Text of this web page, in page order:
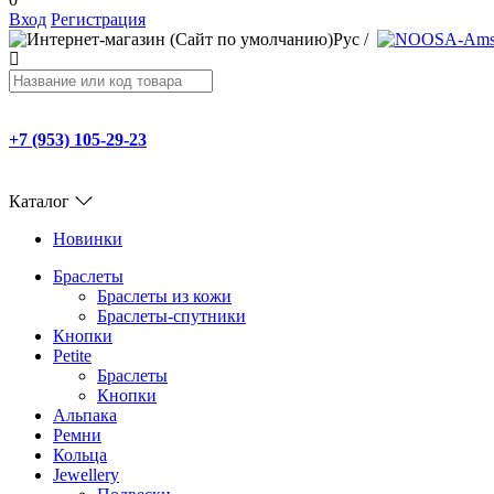
Вход Регистрация
Рус /
+7 (953) 105-29-23
Каталог
Новинки
Браслеты
Браслеты из кожи
Браслеты-спутники
Кнопки
Petite
Браслеты
Кнопки
Альпака
Ремни
Кольца
Jewellery